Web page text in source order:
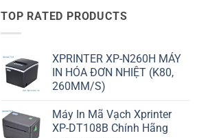
TOP RATED PRODUCTS
XPRINTER XP-N260H MÁY
IN HÓA ĐƠN NHIỆT (K80,
260MM/S)
Máy In Mã Vạch Xprinter
XP-DT108B Chính Hãng